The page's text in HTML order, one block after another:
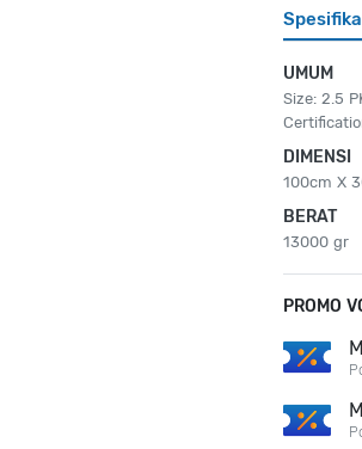
UMUM
Size: 2.5
DIMENSI
100cm X
BERAT
13000 gr
PROMO